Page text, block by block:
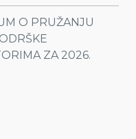
O PRUŽANJU
ZA 2026.